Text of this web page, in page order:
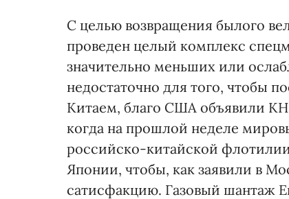
С целью возвращения былого
проведен целый комплекс
значительно меньших или
недостаточно для того, чтобы
Китаем, благо США объявили
когда на прошлой неделе
российско-китайской
Японии, чтобы, как заявили в
сатисфакцию. Газовый шантаж